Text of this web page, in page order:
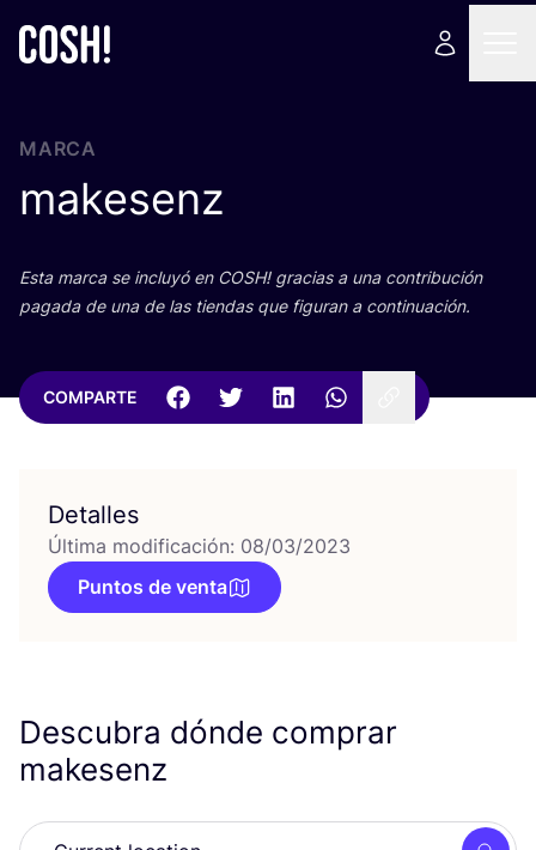
MARCA
makesenz
Esta mar­ca se inclu­yó en COSH! gra­cias a una con­tri­bu­ción
paga­da de una de las tien­das que figu­ran a continuación.
COMPARTE
Detalles
Última modificación: 08/03/2023
Puntos de venta
Descubra dónde comprar
makesenz